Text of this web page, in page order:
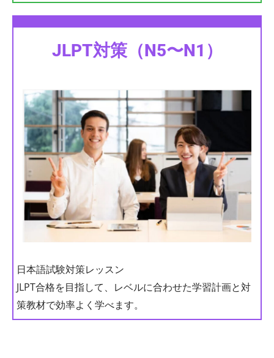
JLPT対策（N5〜N1）
日本語試験対策レッスン
JLPT合格を目指して、レベルに合わせた学習計画と対
策教材で効率よく学べます。